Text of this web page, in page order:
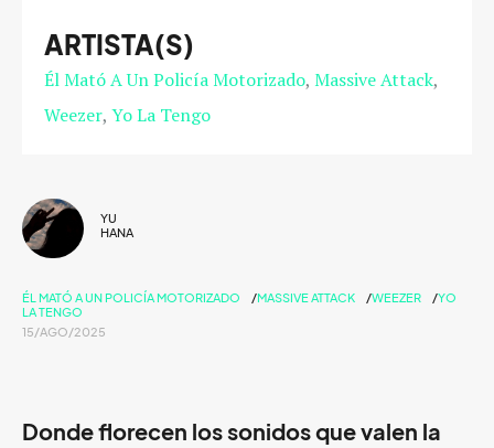
ARTISTA(S)
Él Mató A Un Policía Motorizado Massive Attack
Weezer Yo La Tengo
YU
HANA
ÉL MATÓ A UN POLICÍA MOTORIZADO MASSIVE ATTACK WEEZER
YO
LA TENGO
15/AGO/2025
Donde florecen los sonidos que valen la